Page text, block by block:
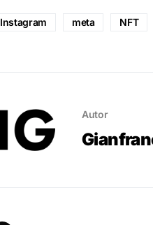
Instagram meta NFT
Autor